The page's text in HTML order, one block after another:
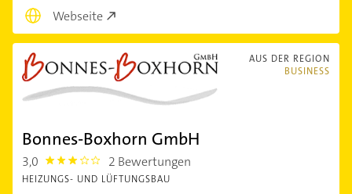
Webseite
AUS DER REGION
BUSINESS
Bonnes-Boxhorn GmbH
3,0 3.0 2 Bewertungen
HEIZUNGS- UND LÜFTUNGSBAU